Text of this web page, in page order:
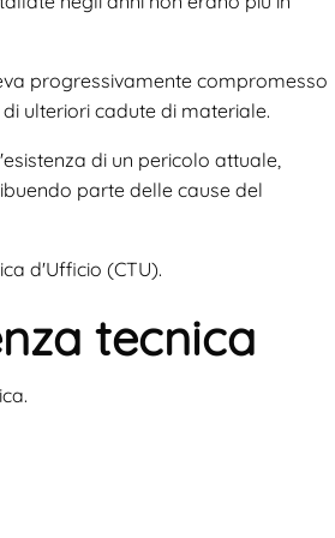
progressivamente compromesso
ulteriori cadute di materiale.
di un pericolo attuale,
parte delle cause del
d'Ufficio (CTU).
tecnica